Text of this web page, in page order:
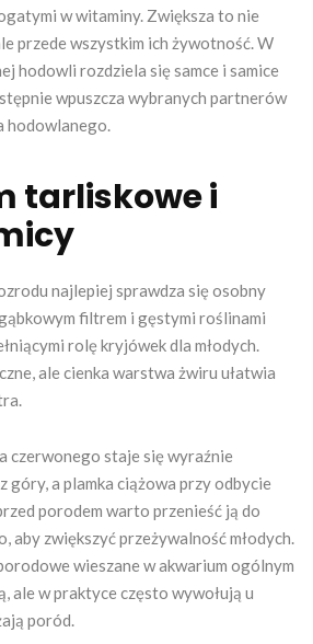
w witaminy. Zwiększa to nie
przede wszystkim ich żywotność. W
hodowli rozdziela się samce i samice
wpuszcza wybranych partnerów
hodowlanego.
tarliskowe i
najlepiej sprawdza się osobny
filtrem i gęstymi roślinami
rolę kryjówek dla młodych.
ale cienka warstwa żwiru ułatwia
czerwonego staje się wyraźnie
góry, a plamka ciążowa przy odbycie
porodem warto przenieść ją do
aby zwiększyć przeżywalność młodych.
wieszane w akwarium ogólnym
ale w praktyce często wywołują u
poród.